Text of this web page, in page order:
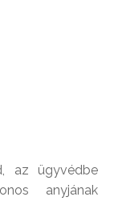
az ügyvédbe
anyjának